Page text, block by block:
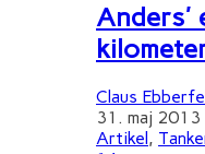
Anders'
Claus
31. maj 2013
Artikel ,